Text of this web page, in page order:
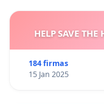
HELP SAVE THE
184 firmas
15 Jan 2025